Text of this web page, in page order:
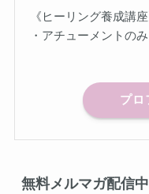
《ヒーリング養成講座
・アチューメントの
プロ
無料メルマガ配信中